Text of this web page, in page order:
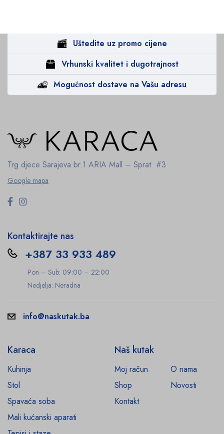
Uštedite uz promo cijene
Vrhunski kvalitet i dugotrajnost
Mogućnost dostave na Vašu adresu
Trg djece Sarajeva br.1 ARIA Mall – Sprat #3
Google mapa
Kontaktirajte nas
+387 33 933 489
Pon – Sub: 09:00 – 22:00
Nedjelja: Neradna
info@naskutak.ba
Karaca
Kuhinja
Stol
Spavaća soba
Mali kućanski aparati
Naš kutak
Moj račun
O nama
Shop
Novosti
Kontakt